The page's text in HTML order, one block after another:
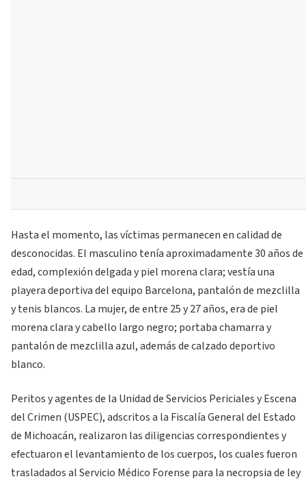
Hasta el momento, las víctimas permanecen en calidad de
desconocidas. El masculino tenía aproximadamente 30 años de
edad, complexión delgada y piel morena clara; vestía una
playera deportiva del equipo Barcelona, pantalón de mezclilla
y tenis blancos. La mujer, de entre 25 y 27 años, era de piel
morena clara y cabello largo negro; portaba chamarra y
pantalón de mezclilla azul, además de calzado deportivo
blanco.
Peritos y agentes de la Unidad de Servicios Periciales y Escena
del Crimen (USPEC), adscritos a la Fiscalía General del Estado
de Michoacán, realizaron las diligencias correspondientes y
efectuaron el levantamiento de los cuerpos, los cuales fueron
trasladados al Servicio Médico Forense para la necropsia de ley